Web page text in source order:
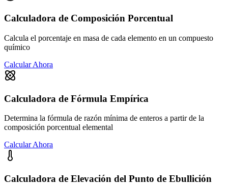
Calculadora de Composición Porcentual
Calcula el porcentaje en masa de cada elemento en un compuesto
químico
Calcular Ahora
Calculadora de Fórmula Empírica
Determina la fórmula de razón mínima de enteros a partir de la
composición porcentual elemental
Calcular Ahora
Calculadora de Elevación del Punto de Ebullición